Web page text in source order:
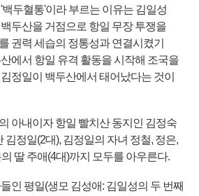
두혈통'이라 부르는 이유는 김일성
두산을 거점으로 항일 무장 투쟁을
권력 세습의 정통성과 연결시켰기
에서 항일 유격 활동을 시작해 조국을
정일이 백두산에서 태어났다는 것이
아내이자 항일 빨치산 동지인 김정숙
김정일(2대), 김정일의 자녀 정철, 정은,
딸 주애(4대)까지 모두를 아우른다.
인 평일(생모 김성애: 김일성의 두 번째